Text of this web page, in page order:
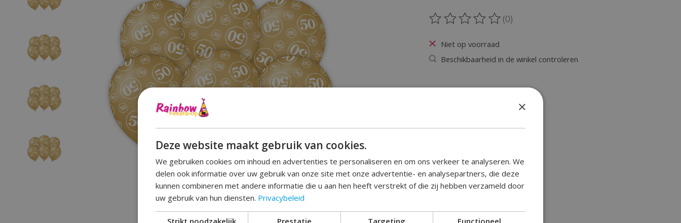
De beoordeling van dit product is
(0)
Niet op voorraad
Beschikbaarheid in de winkel controleren
×
Deze website maakt gebruik van cookies.
We gebruiken cookies om inhoud en advertenties te personaliseren en om ons verkeer te analyseren. We
delen ook informatie over uw gebruik van onze site met onze advertentie- en analysepartners, die deze
kunnen combineren met andere informatie die u aan hen heeft verstrekt of die zij hebben verzameld door
uw gebruik van hun diensten. Privacybeleid
Strikt noodzakelijk Prestatie Targeting Functioneel